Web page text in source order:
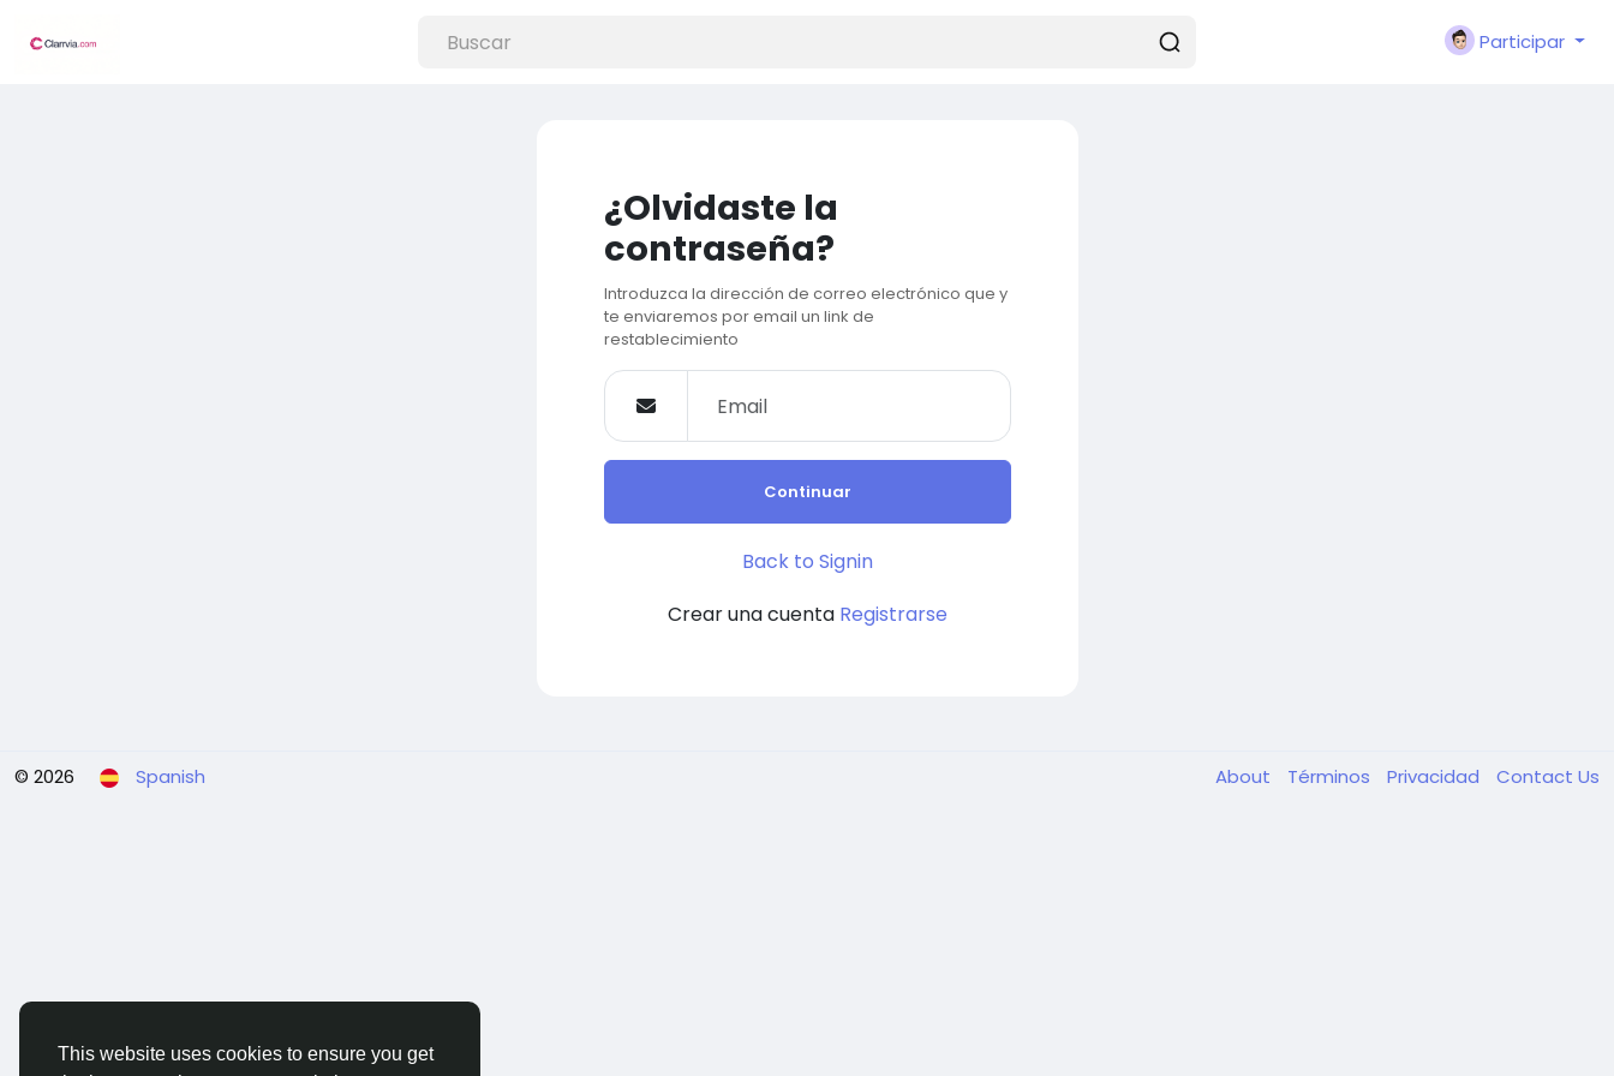
This website uses cookies to ensure you get
Participar
¿Olvidaste la
contraseña?
Introduzca la dirección de correo electrónico que y
te enviaremos por email un link de
restablecimiento
Continuar
Back to Signin
Crear una cuenta Registrarse
© 2026 Spanish About Términos Privacidad Contact Us